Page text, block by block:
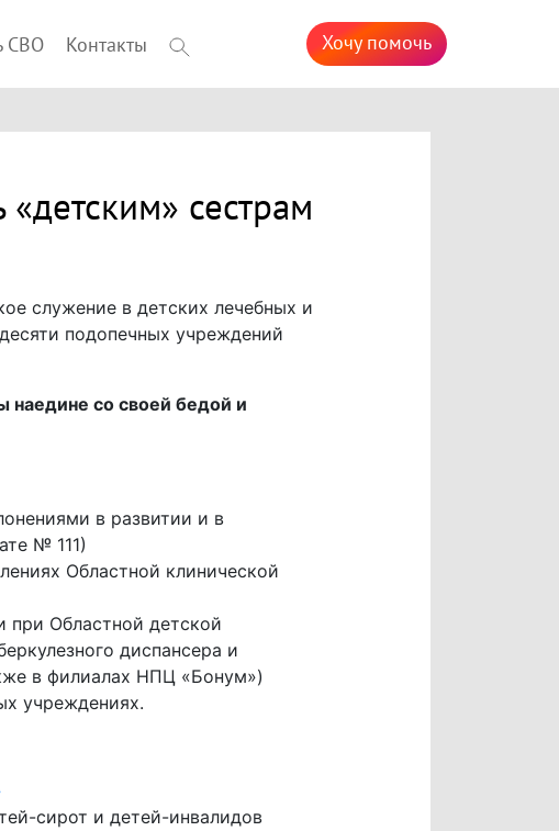
СВО Контакты Хочу помочь
сестрам
служение в детских лечебных и
подопечных учреждений
наедине со своей бедой и
в развитии и в
№ 111)
Областной клинической
при Областной детской
диспансера и
в филиалах НПЦ «Бонум»)
учреждениях.
сирот и детей-инвалидов